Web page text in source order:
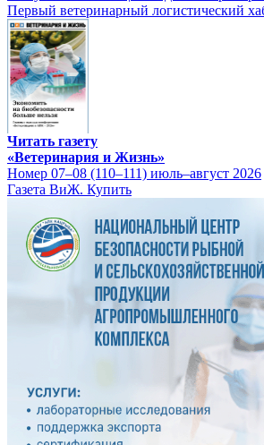
Первый ветеринарный логистический
Читать газету
«Ветеринария и Жизнь»
Номер 07–08 (110–111) июль–август 2026
Газета ВиЖ. Купить